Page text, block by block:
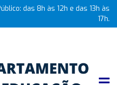
das 8h às 12h e das 13h às
17h.